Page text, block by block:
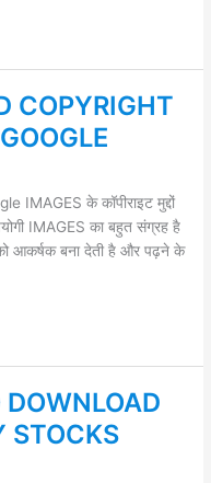
COPYRIGHT
IMAGES के कॉपीराइट मुद्दों
IMAGES का बहुत संग्रह है
आकर्षक बना देती है और पढ़ने के
STOCKS